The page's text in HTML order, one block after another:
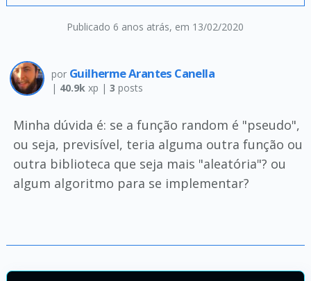
Publicado 6 anos atrás, em 13/02/2020
por Guilherme Arantes Canella
| 40.9kxp | 3 posts
Minha dúvida é: se a função random é "pseudo",
ou seja, previsível, teria alguma outra função ou
outra biblioteca que seja mais "aleatória"? ou
algum algoritmo para se implementar?